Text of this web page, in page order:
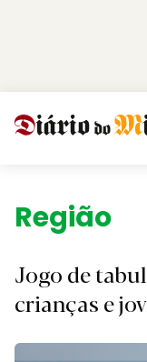
Região.
Jogo de
crianças e